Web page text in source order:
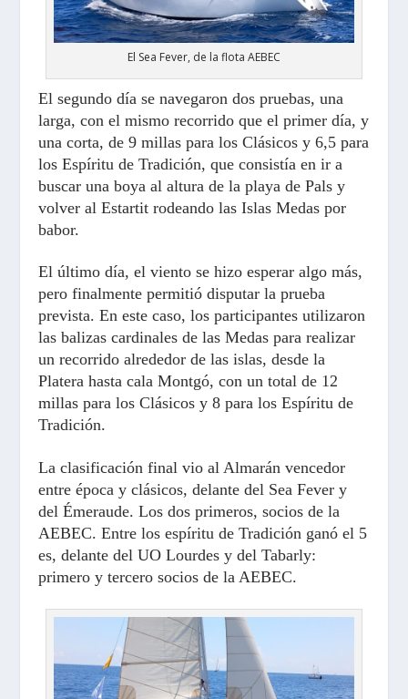
El Sea Fever, de la flota AEBEC
El segundo día se navegaron dos pruebas, una
larga, con el mismo recorrido que el primer día, y
una corta, de 9 millas para los Clásicos y 6,5 para
los Espíritu de Tradición, que consistía en ir a
buscar una boya al altura de la playa de Pals y
volver al Estartit rodeando las Islas Medas por
babor.
El último día, el viento se hizo esperar algo más,
pero finalmente permitió disputar la prueba
prevista. En este caso, los participantes utilizaron
las balizas cardinales de las Medas para realizar
un recorrido alrededor de las islas, desde la
Platera hasta cala Montgó, con un total de 12
millas para los Clásicos y 8 para los Espíritu de
Tradición.
La clasificación final vio al Almarán vencedor
entre época y clásicos, delante del Sea Fever y
del Émeraude. Los dos primeros, socios de la
AEBEC. Entre los espíritu de Tradición ganó el 5
es, delante del UO Lourdes y del Tabarly:
primero y tercero socios de la AEBEC.